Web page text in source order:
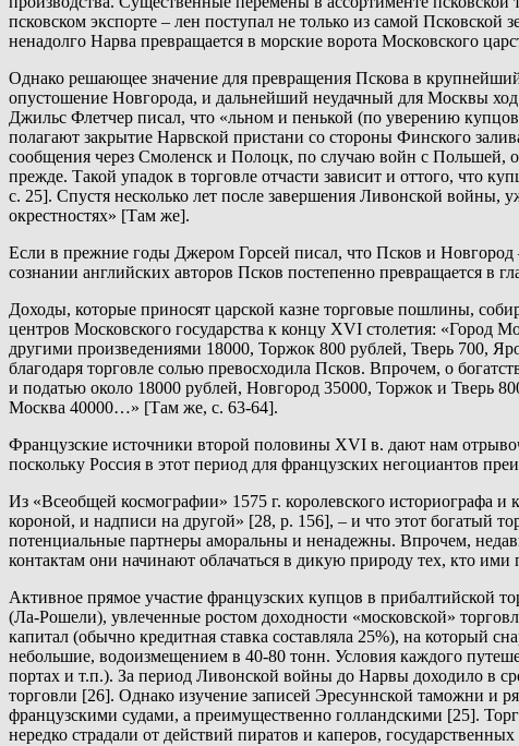
псковском экспорте – лен поступал не только из самой
ненадолго Нарва превращается в морские ворота Московского
Однако решающее значение для превращения Пскова в
опустошение Новгорода, и дальнейший неудачный для Москвы
Джильс Флетчер писал, что «льном и пенькой (по уверению
полагают закрытие Нарвской пристани со стороны Финского
сообщения через Смоленск и Полоцк, по случаю войн с Польшей,
прежде. Такой упадок в торговле отчасти зависит и оттого, что
с. 25]. Спустя несколько лет после завершения Ливонской войны,
окрестностях» [Там же].
Если в прежние годы Джером Горсей писал, что Псков и Новгород
сознании английских авторов Псков постепенно превращается в
Доходы, которые приносят царской казне торговые пошлины,
центров Московского государства к концу XVI столетия:
другими произведениями 18000, Торжок 800 рублей, Тверь 700,
благодаря торговле солью превосходила Псков. Впрочем, о
и податью около 18000 рублей, Новгород 35000, Торжок и Тверь
Москва 40000…» [Там же, с. 63-64].
Французские источники второй половины XVI в. дают нам
поскольку Россия в этот период для французских негоциантов
Из «Всеобщей космографии» 1575 г. королевского историографа
короной, и надписи на другой» [28, p. 156], – и что этот богатый
потенциальные партнеры аморальны и ненадежны. Впрочем,
контактам они начинают облачаться в дикую природу тех, кто ими
Активное прямое участие французских купцов в прибалтийской
(Ла-Рошели), увлеченные ростом доходности «московской»
капитал (обычно кредитная ставка составляла 25%), на который
небольшие, водоизмещением в 40-80 тонн. Условия каждого
портах и т.п.). За период Ливонской войны до Нарвы доходило в
торговли [26]. Однако изучение записей Эресуннской таможни и
французскими судами, а преимущественно голландскими [25].
нередко страдали от действий пиратов и каперов,